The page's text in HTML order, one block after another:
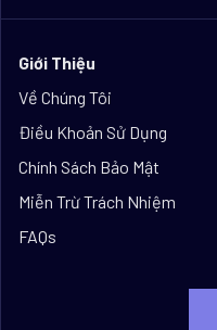
Giới Thiệu
Về Chúng Tôi
Điều Khoản Sử Dụng
Chính Sách Bảo Mật
Miễn Trừ Trách Nhiệm
FAQs